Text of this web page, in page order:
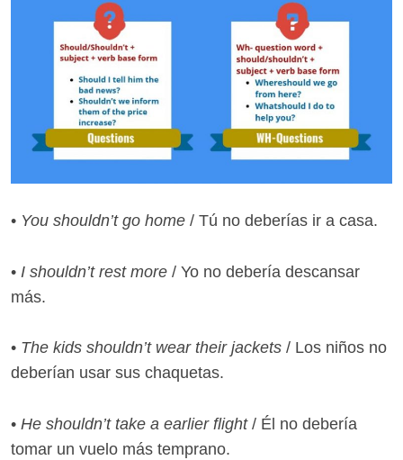
• You shouldn’t go home / Tú no deberías ir a casa.
• I shouldn’t rest more / Yo no debería descansar
más.
• The kids shouldn’t wear their jackets / Los niños no
deberían usar sus chaquetas.
• He shouldn’t take a earlier flight/ Él no debería
tomar un vuelo más temprano.